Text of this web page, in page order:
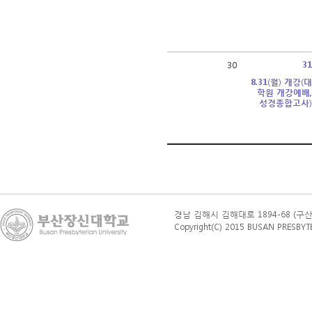
30
31
8.31(월) 개강(대
학원 개강예배,
성경종합고사)
경남 김해시 김해대로 1894-68 (구
Copyright(C) 2015 BUSAN